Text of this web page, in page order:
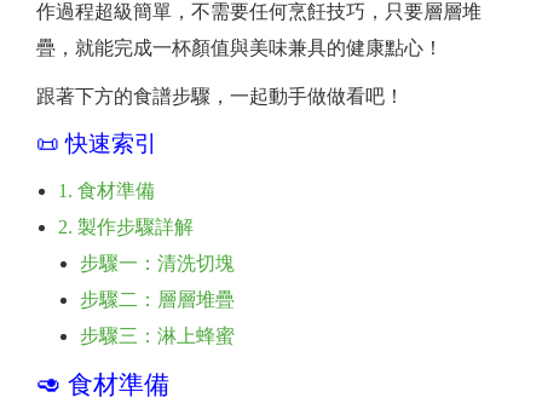
作過程超級簡單，不需要任何烹飪技巧，只要層層堆
疊，就能完成一杯顏值與美味兼具的健康點心！
跟著下方的食譜步驟，一起動手做做看吧！
📜 快速索引
1. 食材準備
2. 製作步驟詳解
步驟一：清洗切塊
步驟二：層層堆疊
步驟三：淋上蜂蜜
🥑 食材準備